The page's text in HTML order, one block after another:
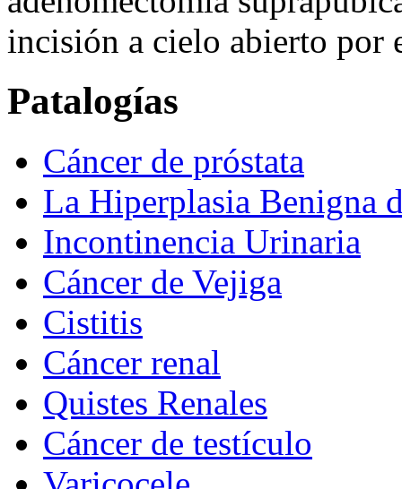
incisión a cielo abierto por
Patalogías
Cáncer de próstata
La Hiperplasia Benigna
Incontinencia Urinaria
Cáncer de Vejiga
Cistitis
Cáncer renal
Quistes Renales
Cáncer de testículo